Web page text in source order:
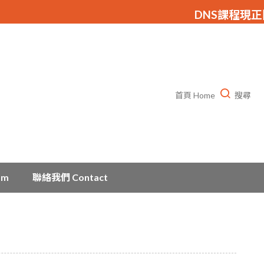
DNS課程現正開放
首頁 Home 搜尋
聯絡我們 Contact